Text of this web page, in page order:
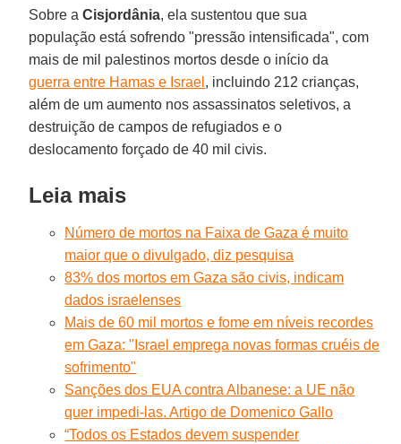
Sobre aCisjordânia, ela sustentou que sua
população está sofrendo "pressão intensificada", com
mais de mil palestinos mortos desde o início da
guerra entre Hamas e Israel , incluindo 212 crianças,
além de um aumento nos assassinatos seletivos, a
destruição de campos de refugiados e o
deslocamento forçado de 40 mil civis.
Leia mais
Número de mortos na Faixa de Gaza é muito
maior que o divulgado, diz pesquisa
83% dos mortos em Gaza são civis, indicam
dados israelenses
Mais de 60 mil mortos e fome em níveis recordes
em Gaza: "Israel emprega novas formas cruéis de
sofrimento"
Sanções dos EUA contra Albanese: a UE não
quer impedi-las. Artigo de Domenico Gallo
“Todos os Estados devem suspender